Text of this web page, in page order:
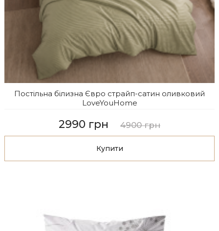
Постільна білизна Євро страйп-сатин оливковий
LoveYouHome
2990 грн 4900 грн
Купити